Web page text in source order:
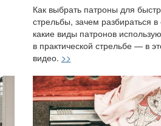
Как выбрать патроны для
стрельбы, зачем разбираться
какие виды патронов
в практической стрельбе — в
видео. >>